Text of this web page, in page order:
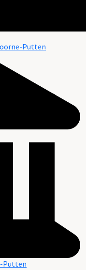
Putten
Putten